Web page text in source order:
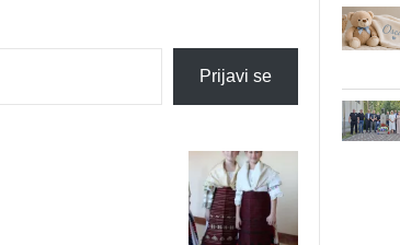
Prijavi se